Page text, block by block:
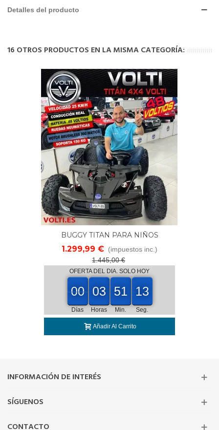
Detalles del producto
16 OTROS PRODUCTOS EN LA MISMA CATEGORÍA:
BUGGY TITAN PARA NIÑOS
POTENCIA 800 WATIOS 4X4
BATERIA 48V 20Ah TAMAÑO XXXL
1.299,99 € (impuestos inc.)
1.445,00 €
OFERTA DEL DIA. SOLO HOY
00
00
00
Días
03
03
00
Horas
51
51
00
Min.
10
10
11
Seg.
Añadir Al Carrito
INFORMACIÓN DE INTERÉS
SÍGUENOS
CONTACTO